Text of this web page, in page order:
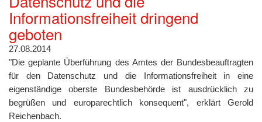
Informationsfreiheit dringend
geboten
27.08.2014
"Die geplante Überführung des Amtes der Bundesbeauftragten
für den Datenschutz und die Informationsfreiheit in eine
eigenständige oberste Bundesbehörde ist ausdrücklich zu
begrüßen und europarechtlich konsequent", erklärt Gerold
Reichenbach.